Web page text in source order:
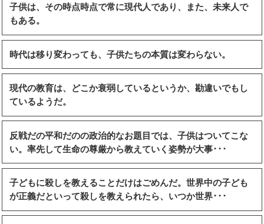
子供は、その時点時点で常に現代人であり、また、未来人で
もある。
時代は移り変わっても、子供たちの本質は変わらない。
現代の教育は、どこか衰弱しているというか、勘違いでもし
ているようだ。
反戦だの平和だのの政治的なお題目では、子供はついてこな
い。率先して生命の尊厳から教えていく姿勢が大事･･･
子どもに殺しを教えることだけはごめんだ。世界中の子ども
が正義だといって殺しを教えられたら、いつか世界･･･